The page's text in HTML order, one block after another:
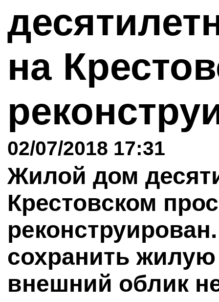
на
02/07/2018 17:31
Жилой дом
Крестовском
сохранить
внешний облик